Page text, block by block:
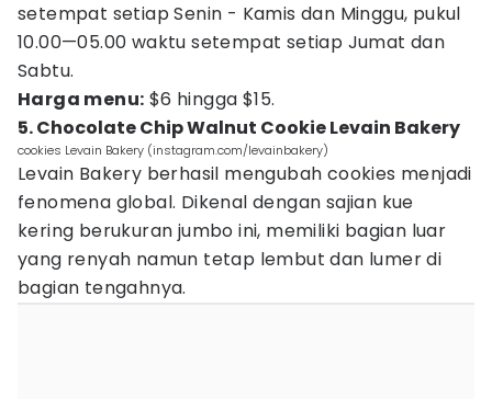
setempat setiap Senin - Kamis dan Minggu, pukul
10.00—05.00 waktu setempat setiap Jumat dan
Sabtu.
Harga menu: $6 hingga $15.
5. Chocolate Chip Walnut Cookie Levain Bakery
cookies Levain Bakery (instagram.com/levainbakery)
Levain Bakery berhasil mengubah cookies menjadi
fenomena global. Dikenal dengan sajian kue
kering berukuran jumbo ini, memiliki bagian luar
yang renyah namun tetap lembut dan lumer di
bagian tengahnya.